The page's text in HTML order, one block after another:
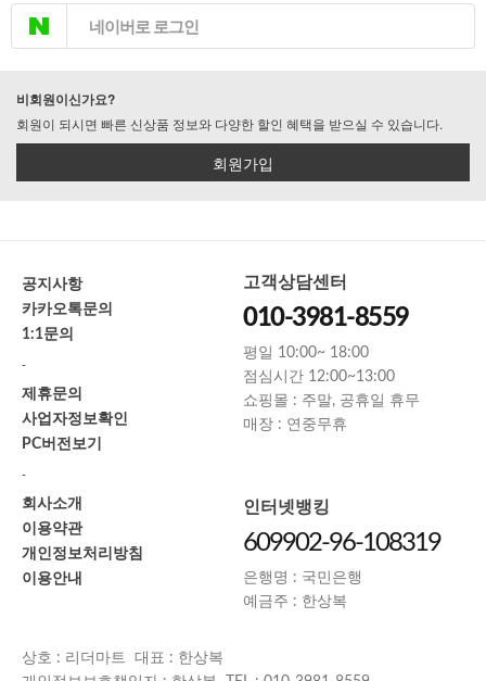
네이버로 로그인
비회원이신가요?
회원이 되시면 빠른 신상품 정보와 다양한 할인 혜택을 받으실 수 있습니다.
회원가입
공지사항
카카오톡문의
1:1문의
-
제휴문의
사업자정보확인
PC버전보기
-
회사소개
이용약관
개인정보처리방침
이용안내
고객상담센터
010-3981-8559
평일 10:00~ 18:00
점심시간 12:00~13:00
쇼핑몰 : 주말, 공휴일 휴무
매장 : 연중무휴
인터넷뱅킹
609902-96-108319
은행명 : 국민은행
예금주 : 한상복
상호 : 리더마트 대표 : 한상복